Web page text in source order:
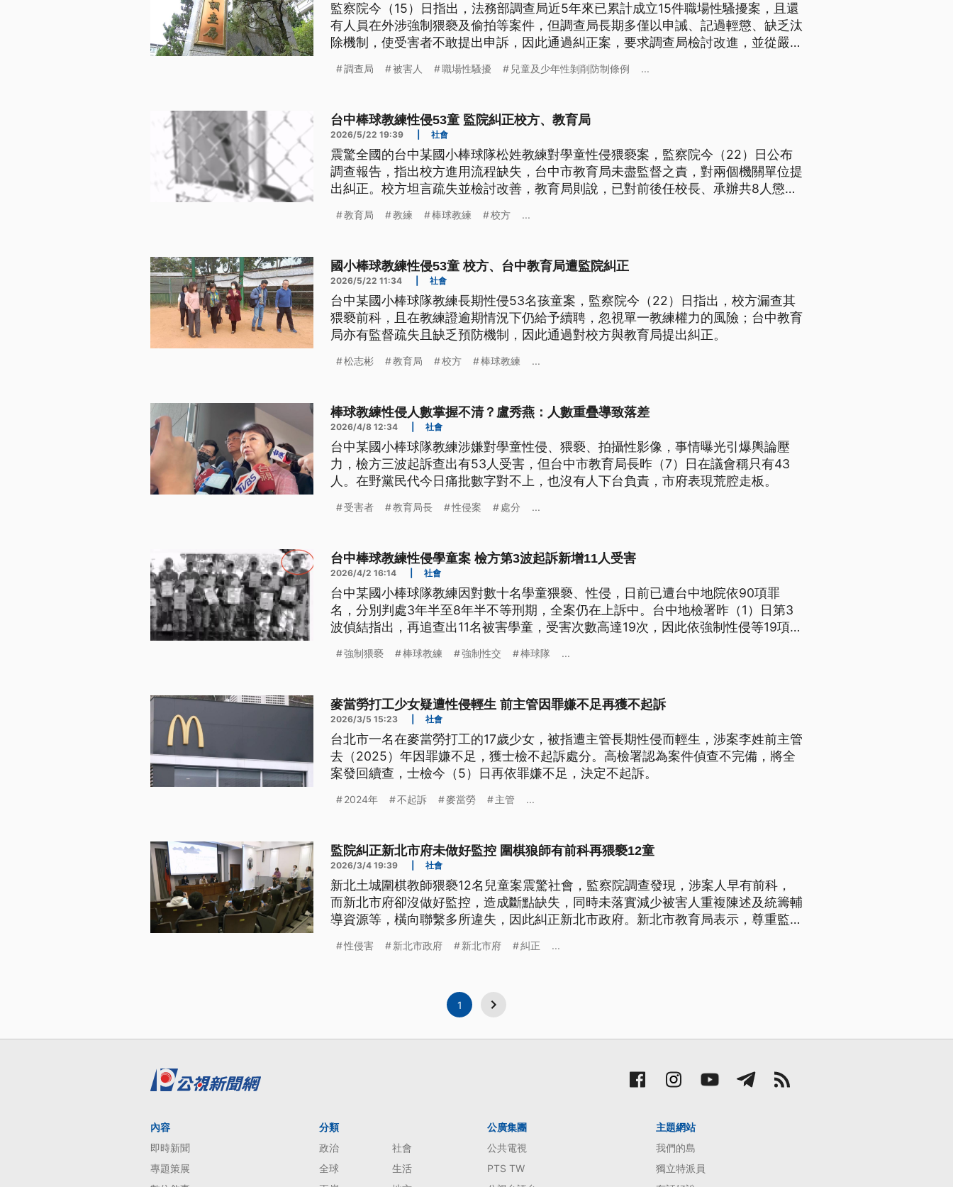
監察院今（15）日指出，法務部調查局近5年來已累計成立15件職場性騷擾案，且還
有人員在外涉強制猥褻及偷拍等案件，但調查局長期多僅以申誡、記過輕懲、缺乏汰
除機制，使受害者不敢提出申訴，因此通過糾正案，要求調查局檢討改進，並從嚴處
調查局 被害人 職場性騷擾 兒童及少年性剝削防制條例 ...
台中棒球教練性侵53童 監院糾正校方、教育局
2026/5/22 19:39 社會
震驚全國的台中某國小棒球隊松姓教練對學童性侵猥褻案，監察院今（22）日公布
調查報告，指出校方進用流程缺失，台中市教育局未盡監督之責，對兩個機關單位提
出糾正。校方坦言疏失並檢討改善，教育局則說，已對前後任校長、承辦共8人懲
教育局 教練 棒球教練 校方 ...
國小棒球教練性侵53童 校方、台中教育局遭監院糾正
2026/5/22 11:34 社會
台中某國小棒球隊教練長期性侵53名孩童案，監察院今（22）日指出，校方漏查其
猥褻前科，且在教練證逾期情況下仍給予續聘，忽視單一教練權力的風險；台中教育
局亦有監督疏失且缺乏預防機制，因此通過對校方與教育局提出糾正。
松志彬 教育局 校方 棒球教練 ...
棒球教練性侵人數掌握不清？盧秀燕：人數重疊導致落差
2026/4/8 12:34 社會
台中某國小棒球隊教練涉嫌對學童性侵、猥褻、拍攝性影像，事情曝光引爆輿論壓
力，檢方三波起訴查出有53人受害，但台中市教育局長昨（7）日在議會稱只有43
人。在野黨民代今日痛批數字對不上，也沒有人下台負責，市府表現荒腔走板。
受害者 教育局長 性侵案 處分 ...
台中棒球教練性侵學童案 檢方第3波起訴新增11人受害
2026/4/2 16:14 社會
台中某國小棒球隊教練因對數十名學童猥褻、性侵，日前已遭台中地院依90項罪
名，分別判處3年半至8年半不等刑期，全案仍在上訴中。台中地檢署昨（1）日第3
波偵結指出，再追查出11名被害學童，受害次數高達19次，因此依強制性侵等19項罪
強制猥褻 棒球教練 強制性交 棒球隊 ...
麥當勞打工少女疑遭性侵輕生 前主管因罪嫌不足再獲不起訴
2026/3/5 15:23 社會
台北市一名在麥當勞打工的17歲少女，被指遭主管長期性侵而輕生，涉案李姓前主管
去（2025）年因罪嫌不足，獲士檢不起訴處分。高檢署認為案件偵查不完備，將全
案發回續查，士檢今（5）日再依罪嫌不足，決定不起訴。
2024年 不起訴 麥當勞 主管 ...
監院糾正新北市府未做好監控 圍棋狼師有前科再猥褻12童
2026/3/4 19:39 社會
新北土城圍棋教師猥褻12名兒童案震驚社會，監察院調查發現，涉案人早有前科，
而新北市府卻沒做好監控，造成斷點缺失，同時未落實減少被害人重複陳述及統籌輔
導資源等，橫向聯繫多所違失，因此糾正新北市政府。新北市教育局表示，尊重監察
性侵害 新北市政府 新北市府 糾正 ...
1
內容
即時新聞
專題策展
分類
政治
社會
全球
生活
公廣集團
公共電視
PTS TW
主題網站
我們的島
獨立特派員